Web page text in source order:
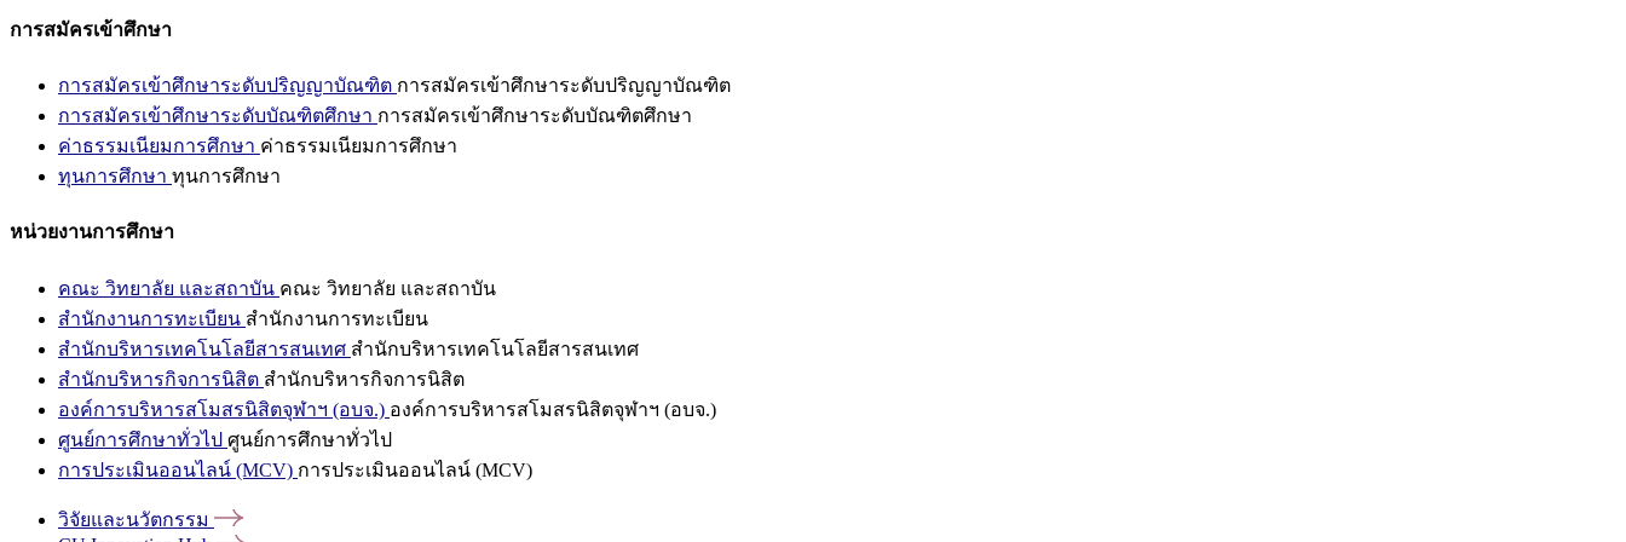
การสมัครเข้าศึกษา
การสมัครเข้าศึกษาระดับปริญญาบัณฑิต การสมัครเข้าศึกษาระดับปริญญาบัณฑิต
การสมัครเข้าศึกษาระดับบัณฑิตศึกษา การสมัครเข้าศึกษาระดับบัณฑิตศึกษา
ค่าธรรมเนียมการศึกษา ค่าธรรมเนียมการศึกษา
ทุนการศึกษา ทุนการศึกษา
หน่วยงานการศึกษา
คณะ วิทยาลัย และสถาบัน คณะ วิทยาลัย และสถาบัน
สำนักงานการทะเบียน สำนักงานการทะเบียน
สำนักบริหารเทคโนโลยีสารสนเทศ สำนักบริหารเทคโนโลยีสารสนเทศ
สำนักบริหารกิจการนิสิต สำนักบริหารกิจการนิสิต
องค์การบริหารสโมสรนิสิตจุฬาฯ (อบจ.) องค์การบริหารสโมสรนิสิตจุฬาฯ (อบจ.)
ศูนย์การศึกษาทั่วไป ศูนย์การศึกษาทั่วไป
การประเมินออนไลน์ (MCV) การประเมินออนไลน์ (MCV)
วิจัยและนวัตกรรม